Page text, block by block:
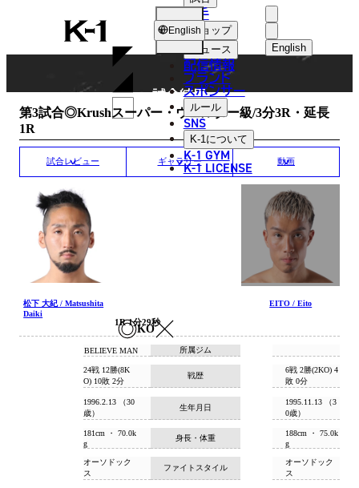
K-
1
English
中文（繁體
選手
ショップ
ニュース
配信情報
ブランド
スポンサー
ルール
SNS
K-1について
K-1 GYM
K-1 LICENSE
English
MATCH RESULT
試合結果
第3試合◎Krushスーパー・ウェルター級/3分3R・延長
1R
試合レビュー ギャラリー 動画
松下 大紀 / Matsushita
Daiki
KO
1R 1分29秒
EITO / Eito
所属ジム
BELIEVE MAN
戦歴
24戦 12勝(8K
O) 10敗 2分
6戦 2勝(2KO) 4
敗 0分
生年月日
1996.2.13 （30
歳）
1995.11.13 （3
0歳）
身長・体重
181cm ・ 70.0k
g
188cm ・ 75.0k
g
ファイトスタイル
オーソドック
ス
オーソドック
ス